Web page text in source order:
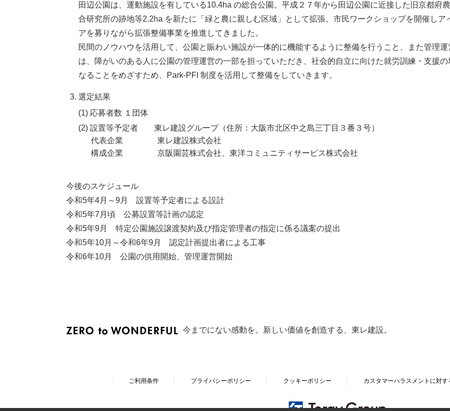
田辺公園は、運動施設を有している10.4ha の総合公園。平成２７年から田辺公園に近接した旧京都府
合研究所の跡地等2.2ha を新たに「緑と農に親しむ区域」として拡張。市民ワークショップを開催しア
アを募りながら拡張整備事業を推進してきました。
民間のノウハウを活用して、公園と賑わい施設が一体的に機能するように整備を行うこと、また管理運
は、障がいのある人に公園の管理運営の一部を担っていただき、社会的自立に向けた就労訓練・支援の
なることをめざすため、Park-PFI 制度を活用して整備をしていきます。
選定結果
(1) 応募者数 １団体
(2) 設置等予定者 東レ建設グループ（住所：大阪市北区中之島三丁目３番３号）
代表企業 東レ建設株式会社
構成企業 京阪園芸株式会社、東洋コミュニティサービス株式会社
今後のスケジュール
令和5年4月～9月 設置等予定者による設計
令和5年7月頃 公募設置等計画の認定
令和5年9月 特定公園施設譲渡契約及び指定管理者の指定に係る議案の提出
令和5年10月～令和6年9月 認定計画提出者による工事
令和6年10月 公園の供用開始、管理運営開始
今までにない感動を。新しい価値を創造する、東レ建設。
ご利用条件 プライバシーポリシー クッキーポリシー カスタマーハラスメントに対す